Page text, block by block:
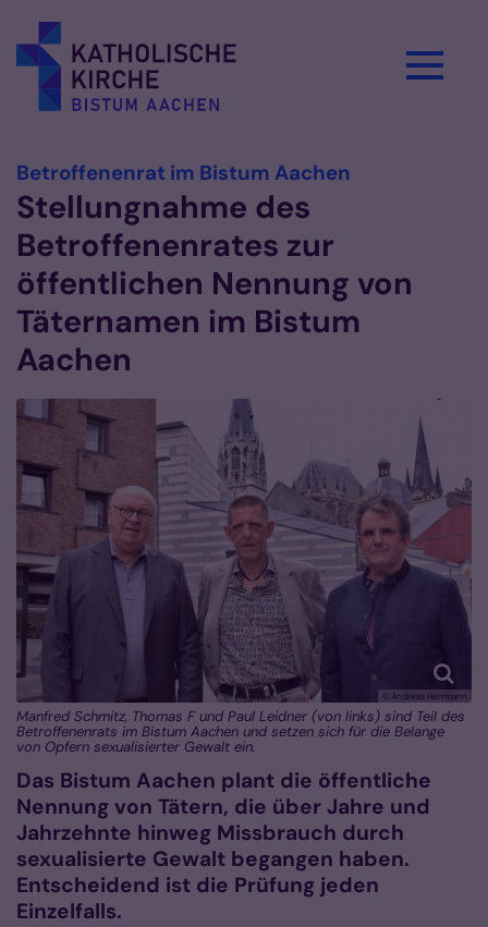
Betroffenenrat im Bistum Aachen
Stellungnahme des
Betroffenenrates zur
öffentlichen Nennung von
Täternamen im Bistum
Aachen
© Andreas Herrmann
Manfred Schmitz, Thomas F und Paul Leidner (von links) sind Teil des
Betroffenenrats im Bistum Aachen und setzen sich für die Belange
von Opfern sexualisierter Gewalt ein.
Das Bistum Aachen plant die öffentliche
Nennung von Tätern, die über Jahre und
Jahrzehnte hinweg Missbrauch durch
sexualisierte Gewalt begangen haben.
Entscheidend ist die Prüfung jeden
Einzelfalls.